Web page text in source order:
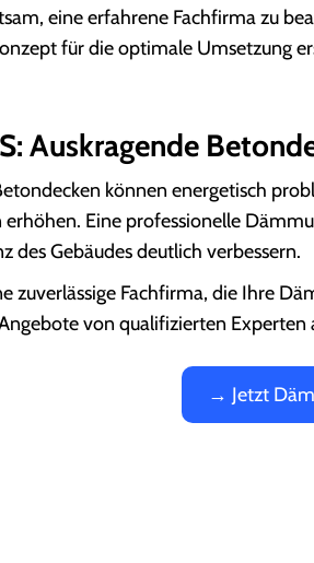
eine erfahrene Fachfirma zu
für die optimale Umsetzung
Auskragende
können energetisch
erhöhen. Eine professionelle
des Gebäudes deutlich verbessern.
zuverlässige Fachfirma, die Ihre
von qualifizierten Experten
→ Jetzt